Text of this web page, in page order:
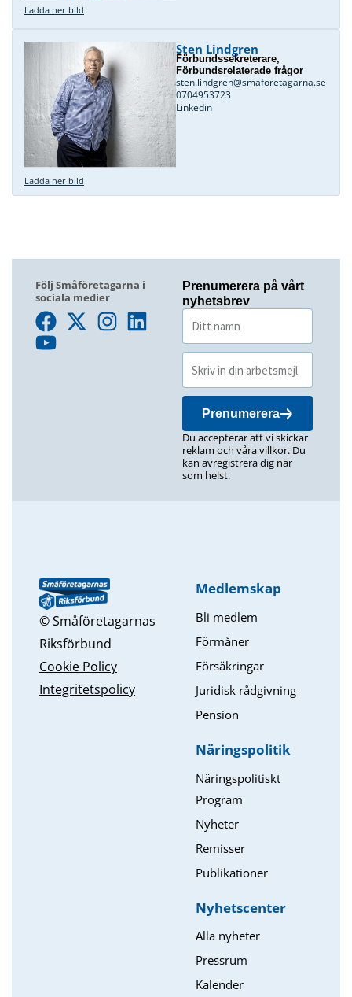
Ladda ner bild
Sten Lindgren
Förbundssekreterare,
Förbundsrelaterade frågor
sten.lindgren@smaforetagarna.se
0704953723
Linkedin
Ladda ner bild
Följ Småföretagarna i
sociala medier
Prenumerera på vårt
nyhetsbrev
Prenumerera
Du accepterar att vi skickar
reklam och våra villkor. Du
kan avregistrera dig när
som helst.
© Småföretagarnas
Riksförbund
Cookie Policy
Integritetspolicy
Medlemskap
Bli medlem
Förmåner
Försäkringar
Juridisk rådgivning
Pension
Näringspolitik
Näringspolitiskt
Program
Nyheter
Remisser
Publikationer
Nyhetscenter
Alla nyheter
Pressrum
Kalender